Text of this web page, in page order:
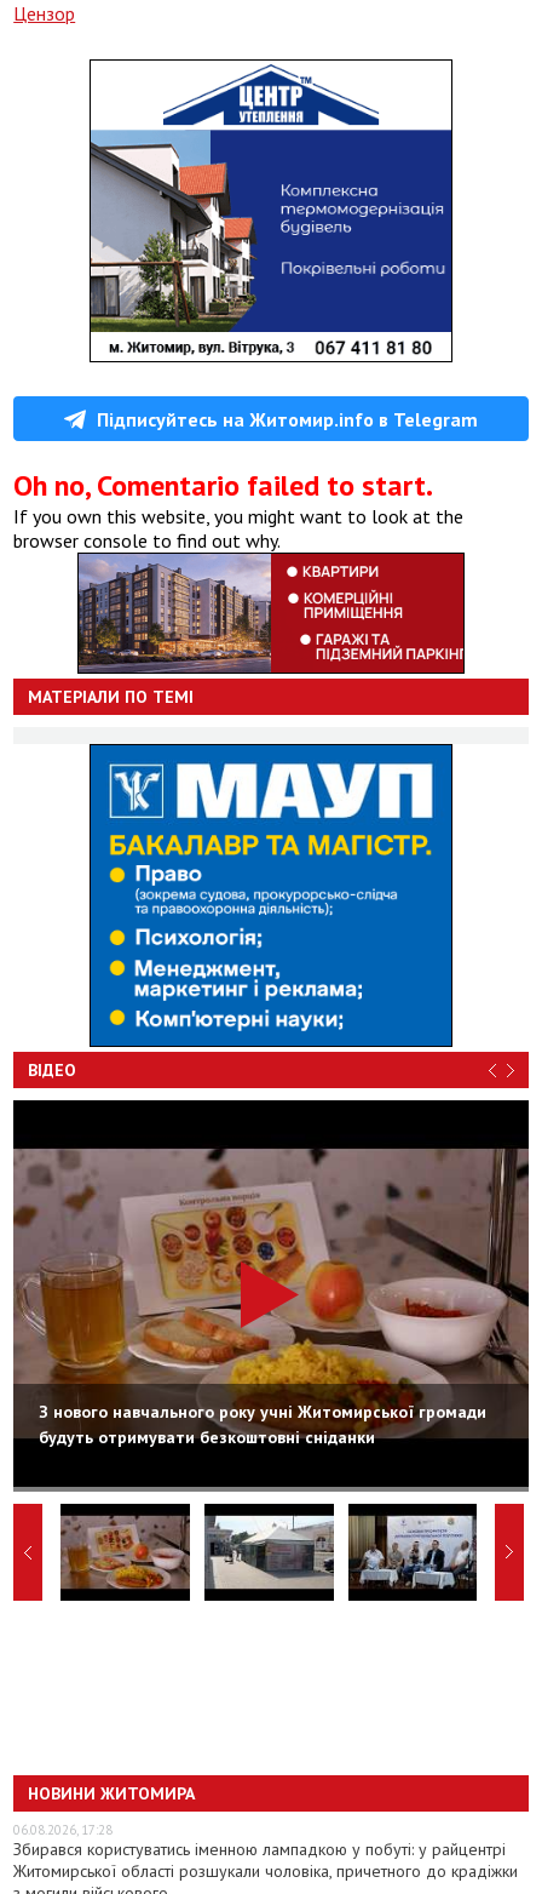
Цензор
Підписуйтесь на Житомир.info в Telegram
Oh no, Comentario failed to start.
If you own this website, you might want to look at the
browser console to find out why.
МАТЕРІАЛИ ПО ТЕМІ
ВІДЕО
З нового навчального року учні Житомирської громади
будуть отримувати безкоштовні сніданки
НОВИНИ ЖИТОМИРА
06.08.2026, 17:28
Збирався користуватись іменною лампадкою у побуті: у райцентрі
Житомирської області розшукали чоловіка, причетного до крадіжки